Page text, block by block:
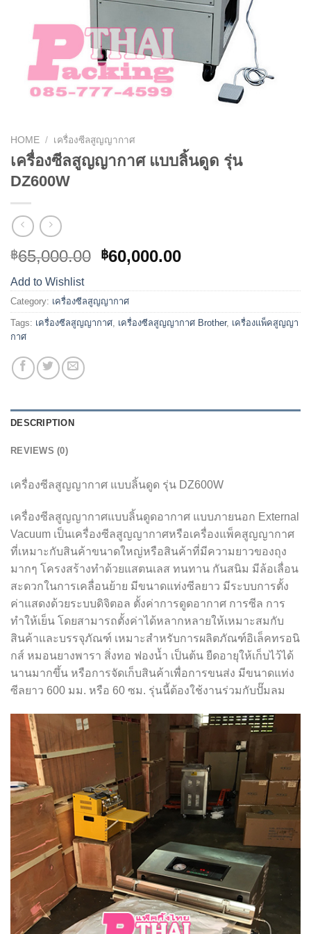
HOME / เครื่องซีลสูญญากาศ
เครื่องซีลสูญญากาศ แบบลิ้นดูด รุ่น
DZ600W
฿65,000.00 ฿60,000.00
Add to Wishlist
Category: เครื่องซีลสูญญากาศ
Tags: เครื่องซีลสูญญากาศ, เครื่องซีลสูญญากาศ Brother, เครื่องแพ็คสูญญา
กาศ
DESCRIPTION
REVIEWS (0)
เครื่องซีลสูญญากาศ แบบลิ้นดูด รุ่น DZ600W
เครื่องซีลสูญญากาศแบบลิ้นดูดอากาศ แบบภายนอก External
Vacuum เป็นเครื่องซีลสูญญากาศหรือเครื่องแพ็คสูญญากาศ
ที่เหมาะกับสินค้าขนาดใหญ่หรือสินค้าที่มีความยาวของถุง
มากๆ โครงสร้างทำด้วยแสตนเลส ทนทาน กันสนิม มีล้อเลื่อน
สะดวกในการเคลื่อนย้าย มีขนาดแท่งซีลยาว มีระบบการตั้ง
ค่าแสดงด้วยระบบดิจิตอล ตั้งค่าการดูดอากาศ การซีล การ
ทำให้เย็น โดยสามารถตั้งค่าได้หลากหลายให้เหมาะสมกับ
สินค้าและบรรจุภัณฑ์ เหมาะสำหรับการผลิตภัณฑ์อิเล็คทรอนิ
กส์ หมอนยางพารา สิ่งทอ ฟองน้ำ เป็นต้น ยืดอายุให้เก็บไว้ได้
นานมากขึ้น หรือการจัดเก็บสินค้าเพื่อการขนส่ง มีขนาดแท่ง
ซีลยาว 600 มม. หรือ 60 ซม. รุ่นนี้ต้องใช้งานร่วมกับปั๊มลม